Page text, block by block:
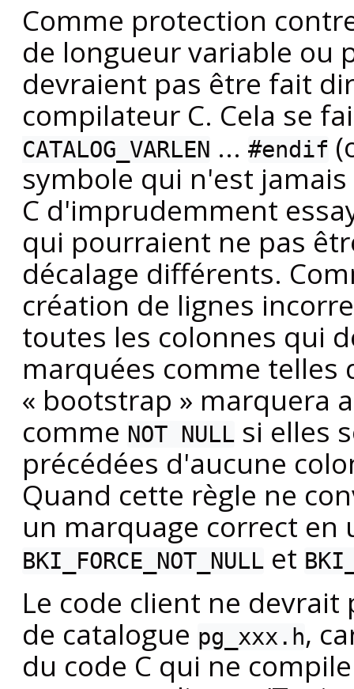
Comme protection
de longueur variable ou
devraient pas être fait
compilateur C. Cela se
CATALOG_VARLEN ... #endif
symbole qui n'est
C d'imprudemment
qui pourraient ne pas
décalage différents.
création de lignes
toutes les colonnes qui
marquées comme telles
« bootstrap » marquera
comme NOT NULL si elles
précédées d'aucune
Quand cette règle ne
un marquage correct
BKI_FORCE_NOT_NULL et
Le code client ne
de catalogue pg_xxx.h,
du code C qui ne